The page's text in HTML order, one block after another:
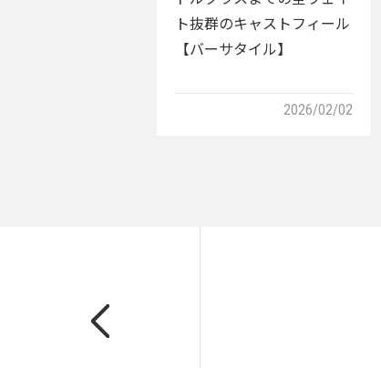
ト抜群のキャストフィール
【バーサタイル】
2026/02/02